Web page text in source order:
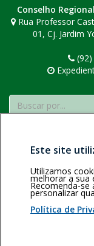
Conselho
Rua Professor
01, Cj. Jardim
Buscar
Área restrita
privacidade
de cookies
Este site
Utilizamos
melhorar a sua
Recomenda-
personalizar
Política de